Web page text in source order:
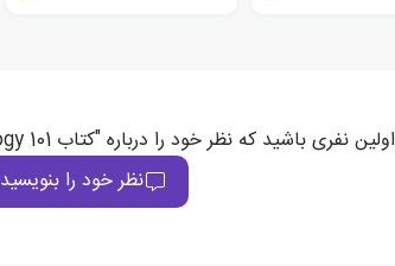
اولین نفری باشید که نظر خود را درباره "کتاب Dark Psychology 101" ثبت می‌کند
نظر خود را بنویسید